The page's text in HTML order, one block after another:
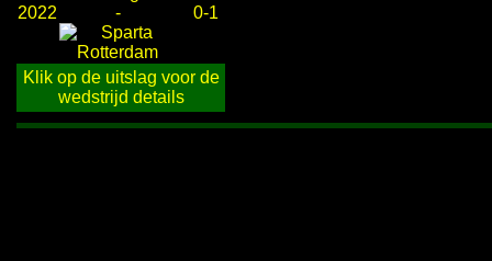
2022 - 0-1
Klik op de uitslag voor de
wedstrijd details